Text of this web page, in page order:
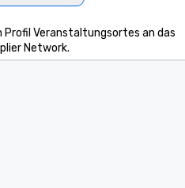
Profil Veranstaltungsortes an das
Network.